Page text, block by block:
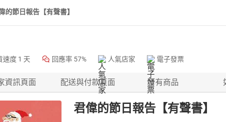
的節日報告【有聲書】
速度 1 天 回應率 57% 人氣店家 電子發票
資訊頁面 配送與付款頁面 所有商品
君偉的節日報告【有聲書】